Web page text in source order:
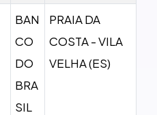
BAN
CO
DO
BRA
SIL
PRAIA DA
COSTA - VILA
VELHA (ES)